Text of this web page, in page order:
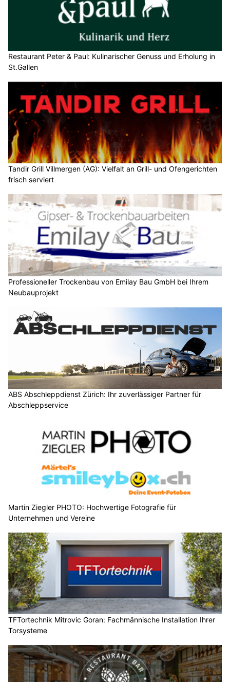
Restaurant Peter & Paul: Kulinarischer Genuss und Erholung in
St.Gallen
Tandir Grill Villmergen (AG): Vielfalt an Grill- und Ofengerichten
frisch serviert
Professioneller Trockenbau von Emilay Bau GmbH bei Ihrem
Neubauprojekt
ABS Abschleppdienst Zürich: Ihr zuverlässiger Partner für
Abschleppservice
Martin Ziegler PHOTO: Hochwertige Fotografie für
Unternehmen und Vereine
TFTortechnik Mitrovic Goran: Fachmännische Installation Ihrer
Torsysteme